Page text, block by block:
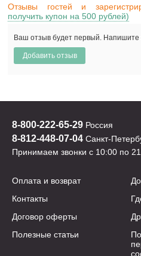
Отзывы гостей и
получить купон на 500 рублей)
Ваш отзыв будет первый. Напишите
8-800-222-65-29 Россия
8-812-448-07-04 Санкт-
Принимаем звонки с 10:00 по
Оплата и возврат
Контакты
Договор оферты
Полезные статьи